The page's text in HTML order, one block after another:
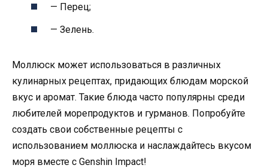
— Перец;
— Зелень.
Моллюск может использоваться в различных
кулинарных рецептах, придающих блюдам морской
вкус и аромат. Такие блюда часто популярны среди
любителей морепродуктов и гурманов. Попробуйте
создать свои собственные рецепты с
использованием моллюска и наслаждайтесь вкусом
моря вместе с Genshin Impact!